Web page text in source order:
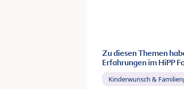
Zu diesen Themen
Erfahrungen im HiPP
Kinderwunsch &